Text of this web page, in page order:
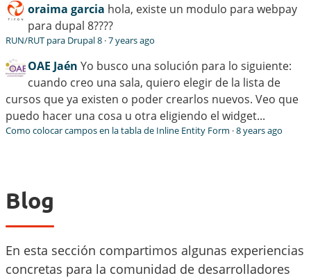
oraima garcia hola, existe un modulo para webpay
para dupal 8????
RUN/RUT para Drupal 8 ·7 years ago
OAE Jaén Yo busco una solución para lo siguiente:
cuando creo una sala, quiero elegir de la lista de
cursos que ya existen o poder crearlos nuevos. Veo que
puedo hacer una cosa u otra eligiendo el widget...
Como colocar campos en la tabla de Inline Entity Form ·8 years ago
Blog
En esta sección compartimos algunas experiencias
concretas para la comunidad de desarrolladores